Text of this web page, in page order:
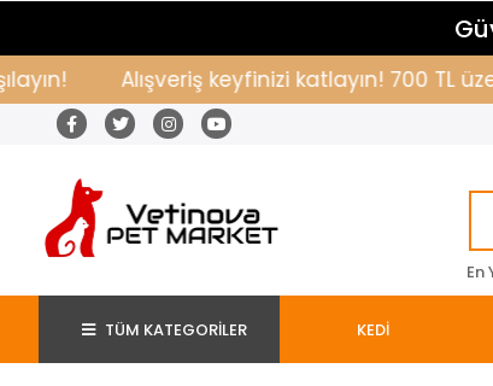
Alışveriş keyfinizi katlayın! 700 TL
En
TÜM KATEGORİLER KEDİ